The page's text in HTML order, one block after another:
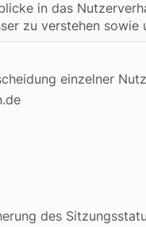
in das
zu verstehen
einzelner
des